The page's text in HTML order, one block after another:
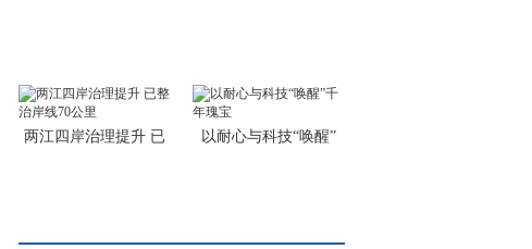
两江四岸治理提升 已 以耐心与科技“唤醒”